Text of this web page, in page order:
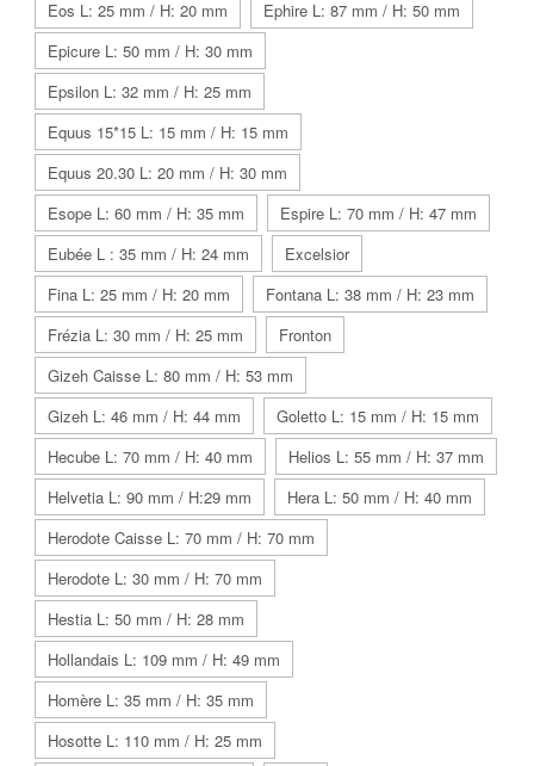
Eos L: 25 mm / H: 20 mm
Ephire L: 87 mm / H: 50 mm
Epicure L: 50 mm / H: 30 mm
Epsilon L: 32 mm / H: 25 mm
Equus 15*15 L: 15 mm / H: 15 mm
Equus 20.30 L: 20 mm / H: 30 mm
Esope L: 60 mm / H: 35 mm
Espire L: 70 mm / H: 47 mm
Eubée L : 35 mm / H: 24 mm
Excelsior
Fina L: 25 mm / H: 20 mm
Fontana L: 38 mm / H: 23 mm
Frézia L: 30 mm / H: 25 mm
Fronton
Gizeh Caisse L: 80 mm / H: 53 mm
Gizeh L: 46 mm / H: 44 mm
Goletto L: 15 mm / H: 15 mm
Hecube L: 70 mm / H: 40 mm
Helios L: 55 mm / H: 37 mm
Helvetia L: 90 mm / H:29 mm
Hera L: 50 mm / H: 40 mm
Herodote Caisse L: 70 mm / H: 70 mm
Herodote L: 30 mm / H: 70 mm
Hestia L: 50 mm / H: 28 mm
Hollandais L: 109 mm / H: 49 mm
Homère L: 35 mm / H: 35 mm
Hosotte L: 110 mm / H: 25 mm